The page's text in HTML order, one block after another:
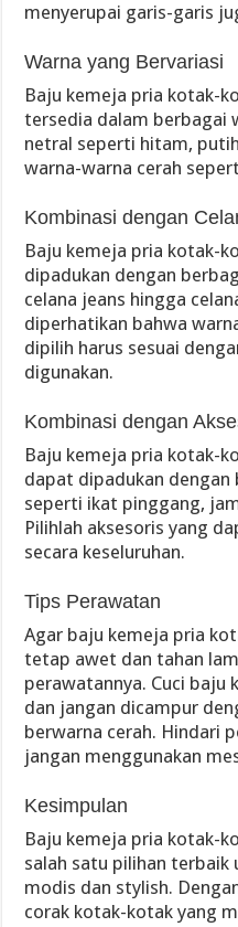
menyerupai garis-garis
Warna yang Bervariasi
Baju kemeja pria kotak-
tersedia dalam berbagai
netral seperti hitam,
warna-warna cerah
Kombinasi dengan
Baju kemeja pria kotak-
dipadukan dengan
celana jeans hingga
diperhatikan bahwa
dipilih harus sesuai
digunakan.
Kombinasi dengan
Baju kemeja pria kotak-
dapat dipadukan dengan
seperti ikat pinggang,
Pilihlah aksesoris yang
secara keseluruhan.
Tips Perawatan
Agar baju kemeja pria
tetap awet dan tahan
perawatannya. Cuci baju
dan jangan dicampur
berwarna cerah. Hindari
jangan menggunakan
Kesimpulan
Baju kemeja pria kotak-
salah satu pilihan
modis dan stylish.
corak kotak-kotak yang